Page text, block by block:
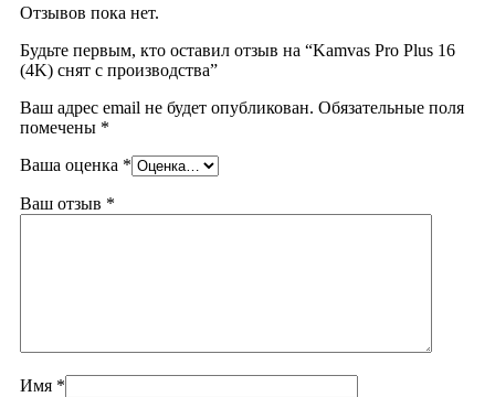
Отзывов пока нет.
Будьте первым, кто оставил отзыв на “Kamvas Pro Plus 16
(4K) снят с производства”
Ваш адрес email не будет опубликован. Обязательные поля
помечены *
Ваша оценка *
Ваш отзыв *
Имя *